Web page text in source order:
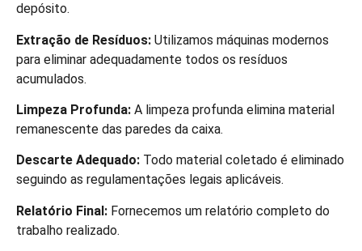
depósito.
Extração de Resíduos: Utilizamos máquinas modernos
para eliminar adequadamente todos os resíduos
acumulados.
Limpeza Profunda: A limpeza profunda elimina material
remanescente das paredes da caixa.
Descarte Adequado: Todo material coletado é eliminado
seguindo as regulamentações legais aplicáveis.
Relatório Final: Fornecemos um relatório completo do
trabalho realizado.